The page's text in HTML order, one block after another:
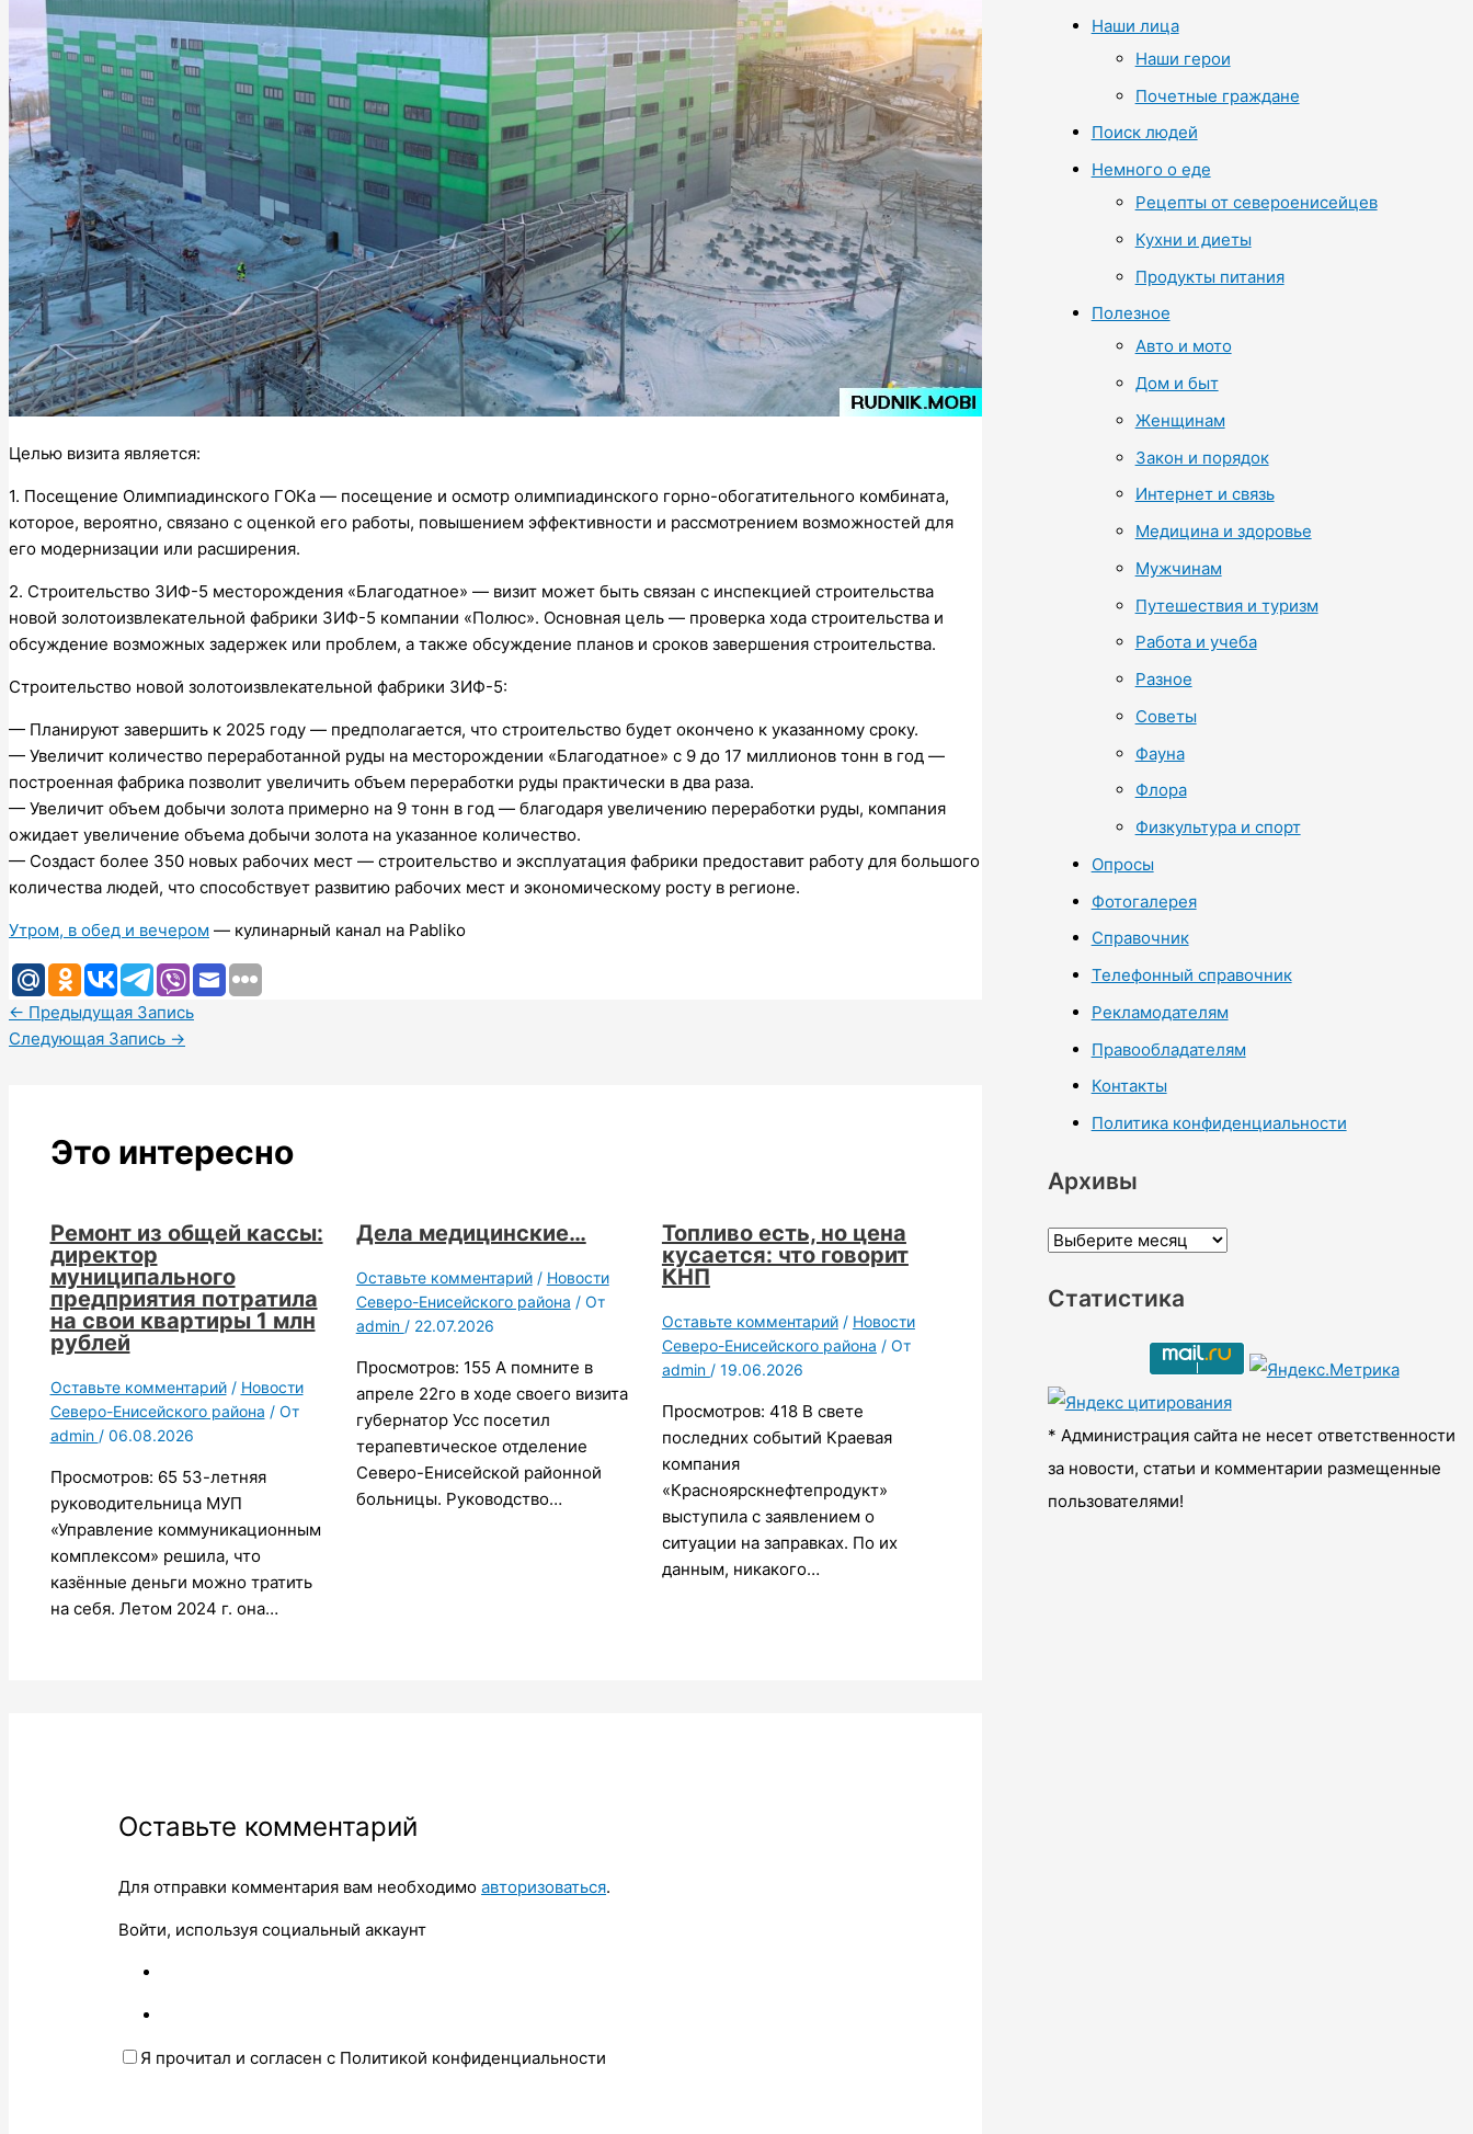
Целью визита является:
1. Посещение Олимпиадинского ГОКа — посещение и осмотр олимпиадинского горно-обогатительного комбината,
которое, вероятно, связано с оценкой его работы, повышением эффективности и рассмотрением возможностей для
его модернизации или расширения.
2. Строительство ЗИФ-5 месторождения «Благодатное» — визит может быть связан с инспекцией строительства
новой золотоизвлекательной фабрики ЗИФ-5 компании «Полюс». Основная цель — проверка хода строительства и
обсуждение возможных задержек или проблем, а также обсуждение планов и сроков завершения строительства.
Строительство новой золотоизвлекательной фабрики ЗИФ-5:
— Планируют завершить к 2025 году — предполагается, что строительство будет окончено к указанному сроку.
— Увеличит количество переработанной руды на месторождении «Благодатное» с 9 до 17 миллионов тонн в год —
построенная фабрика позволит увеличить объем переработки руды практически в два раза.
— Увеличит объем добычи золота примерно на 9 тонн в год — благодаря увеличению переработки руды, компания
ожидает увеличение объема добычи золота на указанное количество.
— Создаст более 350 новых рабочих мест — строительство и эксплуатация фабрики предоставит работу для большого
количества людей, что способствует развитию рабочих мест и экономическому росту в регионе.
Утром, в обед и вечером — кулинарный канал на Pabliko
← Предыдущая Запись
Следующая Запись →
Это интересно
Ремонт из общей кассы:
директор
муниципального
предприятия потратила
на свои квартиры 1 млн
рублей
Оставьте комментарий / Новости
Северо-Енисейского района / От
admin / 06.08.2026
Просмотров: 65 53-летняя
руководительница МУП
«Управление коммуникационным
комплексом» решила, что
казённые деньги можно тратить
на себя. Летом 2024 г. она…
Дела медицинские…
Оставьте комментарий / Новости
Северо-Енисейского района / От
admin / 22.07.2026
Просмотров: 155 А помните в
апреле 22го в ходе своего визита
губернатор Усс посетил
терапевтическое отделение
Северо-Енисейской районной
больницы. Руководство…
Топливо есть, но цена
кусается: что говорит
КНП
Оставьте комментарий / Новости
Северо-Енисейского района / От
admin / 19.06.2026
Просмотров: 418 В свете
последних событий Краевая
компания
«Красноярскнефтепродукт»
выступила с заявлением о
ситуации на заправках. По их
данным, никакого…
Оставьте комментарий
Для отправки комментария вам необходимоавторизоваться.
Войти, используя социальный аккаунт
Я прочитал и согласен с Политикой конфиденциальности
Наши лица
Наши герои
Почетные граждане
Поиск людей
Немного о еде
Рецепты от североенисейцев
Кухни и диеты
Продукты питания
Полезное
Авто и мото
Дом и быт
Женщинам
Закон и порядок
Интернет и связь
Медицина и здоровье
Мужчинам
Путешествия и туризм
Работа и учеба
Разное
Советы
Фауна
Флора
Физкультура и спорт
Опросы
Фотогалерея
Справочник
Телефонный справочник
Рекламодателям
Правообладателям
Контакты
Политика конфиденциальности
Архивы
А
х
ы
Статистика
* Администрация сайта не несет ответственности
за новости, статьи и комментарии размещенные
пользователями!